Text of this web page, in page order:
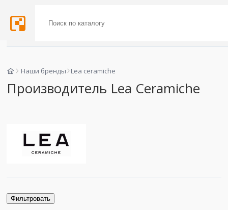
Наши бренды Lea ceramiche
Производитель Lea Ceramiche
Фильтровать